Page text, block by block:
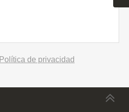
Política de privacidad